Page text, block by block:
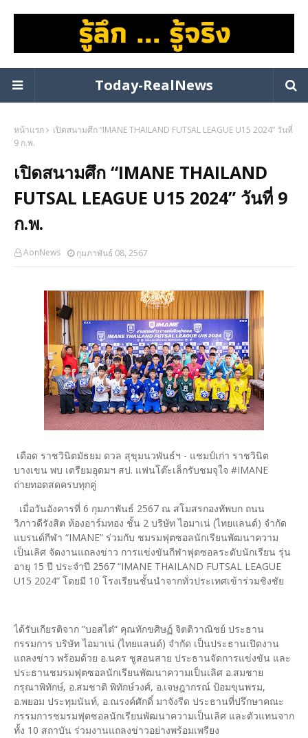
Today-RealNews
หน้าแรก
เปิดสนามศึก “IMANE THAILAND FUTSAL LEAGUE U15 2024” วันที่
9 ก.พ.
เปิดสนามศึก “IMANE THAILAND
FUTSAL LEAGUE U15 2024” วันที่ 9
ก.พ.
AonNews กุมภาพันธ์ 08, 2567
เดือด ราชวินิตมัธยม ดวล สุขุมนวพันธ์ฯ - แชมป์เก่า ราชวินิต
บางเขน พบ เตรียมอุดมฯ สป. แฟนโต๊ะเล็กรับชมจุใจ #IMANE
ถ่ายทอดสดครบทุกคู่
เมื่อวันอังคารที่ 6 กุมภาพันธ์ 2567 ณ สโมสรกองทัพบก ถนน
วิภาวดีรังสิต ห้องอาร์มทอง ชั้น 2 บริษัท ไอมาเน่ (ไทยแลนด์) จำกัด
แบรนด์กีฬา “IMANE” ร่วมกับ ชมรมฟุตซอลนักเรียนพัฒนาความ
เป็นเลิศ จัดงานแถลงข่าว การแข่งขันกีฬาฟุตซอลระดับนักเรียน รุ่น
อายุ 15 ปี ประจำปี 2567 “IMANE THAILAND FUTSAL LEAGUE
U15 2024” โดยมี 10 โรงเรียนชั้นนำจากทั่วประเทศเข้าร่วมชิงชัย
ได้รับเกียรติจาก ”บอสไต๋“ คุณทักขศิษฏ์ จิตติวาณิชย์ ประธาน
กรรมการ บริษัท ไอมาเน่ (ไทยแลนด์) จำกัด เป็นประธานเปิดงาน
แถลงข่าว พร้อมด้วย อ.นคร ชูสอนสาย ประธานจัดการแข่งขัน และ
ประธานชมรมฟุตซอลนักเรียนพัฒนาความเป็นเลิศ อ.สมชาย
กรุณาพิทักษ์, อ.สมชาติ พิทักษ์วงศ์, อ.เจษฎากรณ์ ป้อมขุนพรม,
อ.พยอม ประทุมนันท์, อ.ณรงค์ศักดิ์ มาจังรีด ประธานที่ปรึกษาคณะ
กรรมการชมรมฟุตซอลนักเรียนพัฒนาความเป็นเลิศ และตัวแทนจาก
ทั้ง 10 สถาบัน ร่วมงานแถลงข่าวอย่างพร้อมเพรียง